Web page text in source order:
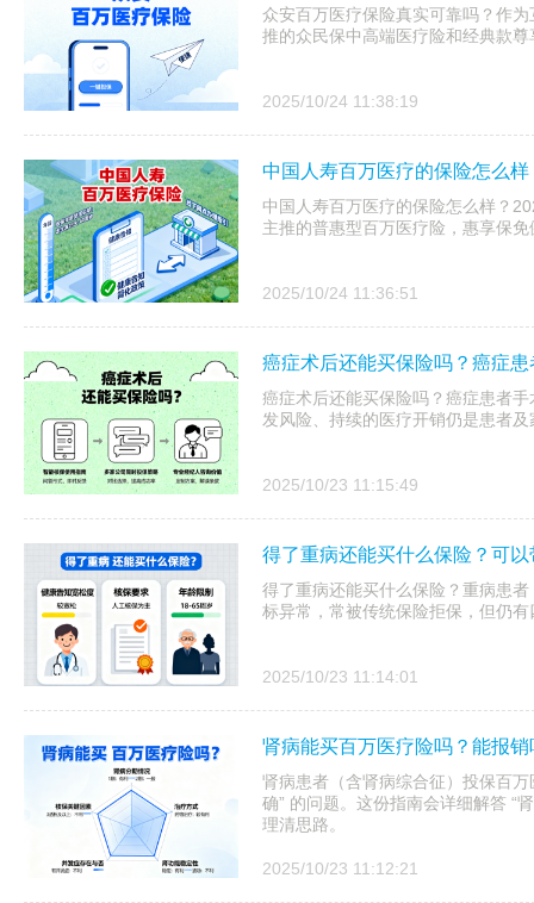
众安百万医疗保险真实可靠吗？作
推的众民保中高端医疗险和经典款
2025/10/24 11:38:19
中国人寿百万医疗的保险怎么
中国人寿百万医疗的保险怎么样？
主推的普惠型百万医疗险，惠享保
2025/10/24 11:36:51
癌症术后还能买保险吗？癌症
癌症术后还能买保险吗？癌症患者
发风险、持续的医疗开销仍是患者
2025/10/23 11:15:49
得了重病还能买什么保险？可
得了重病还能买什么保险？重病患
标异常，常被传统保险拒保，但仍
2025/10/23 11:14:01
肾病能买百万医疗险吗？能报
肾病患者（含肾病综合征）投保百万
确” 的问题。这份指南会详细解答 “
理清思路。
2025/10/23 11:12:21